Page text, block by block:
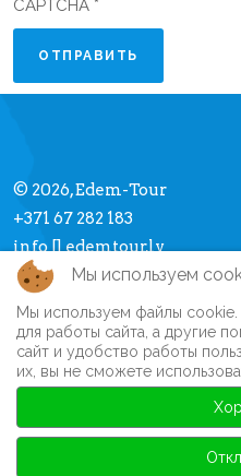
CAPTCHA *
ОТПРАВИТЬ
© 2026, Edem-Tour
+371 67 282 183
info [] edemtour.lv
Про Edem-Tour
Памятка туристу
Часто задаваемые вопросы
Автобусные туры
Мы используем
Мы используем файлы
для работы сайта, а другие
сайт и удобство работы
их, вы не сможете